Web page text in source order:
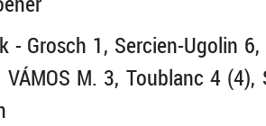
- Grosch 1, Sercien-Ugolin
VÁMOS M. 3, Toublanc 4